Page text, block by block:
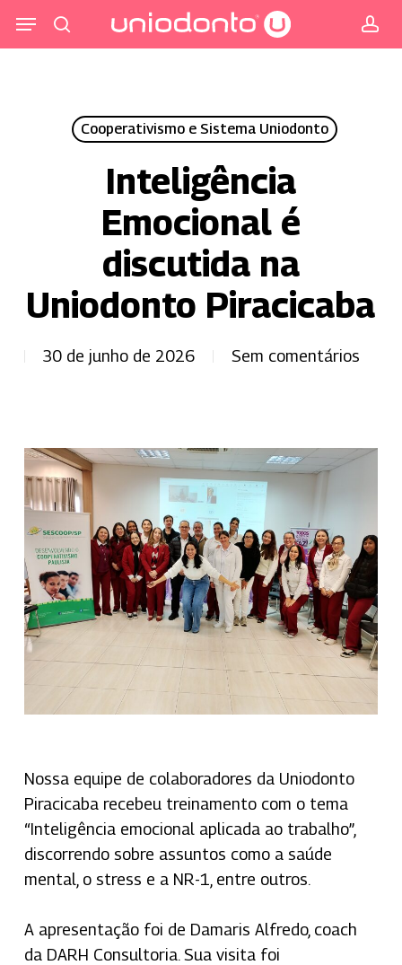
para
Menu
Cooperativismo e Sistema Uniodonto
Inteligência
Emocional é
discutida na
Uniodonto Piracicaba
30 de junho de 2026 Sem comentários
Nossa equipe de colaboradores da Uniodonto
Piracicaba recebeu treinamento com o tema
“Inteligência emocional aplicada ao trabalho”,
discorrendo sobre assuntos como a saúde
mental, o stress e a NR-1, entre outros.
A apresentação foi de Damaris Alfredo, coach
da DARH Consultoria. Sua visita foi